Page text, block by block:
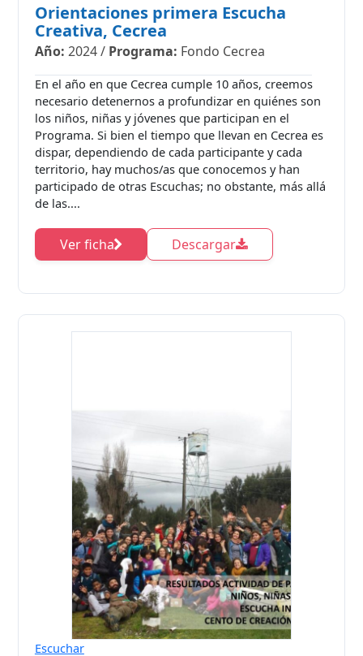
Orientaciones primera Escucha
Creativa, Cecrea
Año: 2024/ Programa: Fondo Cecrea
En el año en que Cecrea cumple 10 años, creemos
necesario detenernos a profundizar en quiénes son
los niños, niñas y jóvenes que participan en el
Programa. Si bien el tiempo que llevan en Cecrea es
dispar, dependiendo de cada participante y cada
territorio, hay muchos/as que conocemos y han
participado de otras Escuchas; no obstante, más allá
de las....
Ver ficha Descargar
Escuchar